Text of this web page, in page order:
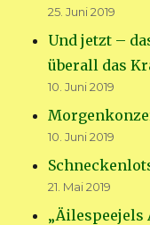
25. Juni 2019
Und jetzt –
überall das
10. Juni 2019
10. Juni 2019
21. Mai 2019
„Äilespeejels